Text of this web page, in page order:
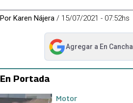
Por Karen Nájera / 15/07/2021 - 07:52hs
Agregar a En Cancha
abre en nueva pestaña
En Portada
Motor